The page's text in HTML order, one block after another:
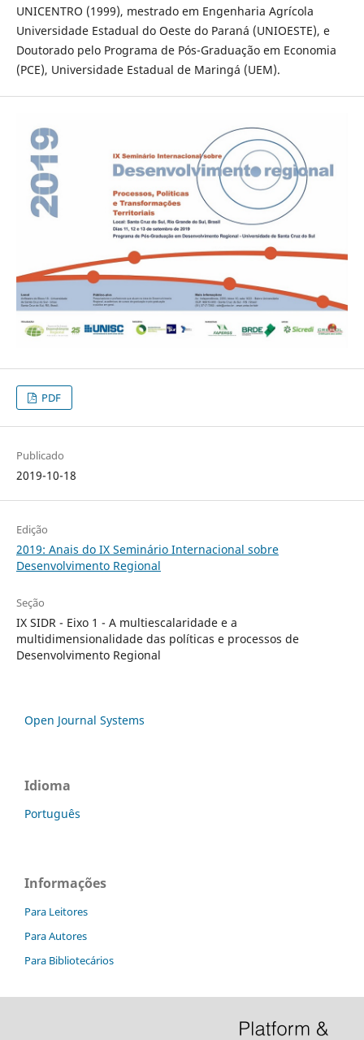
UNICENTRO (1999), mestrado em Engenharia Agrícola
Universidade Estadual do Oeste do Paraná (UNIOESTE), e
Doutorado pelo Programa de Pós-Graduação em Economia
(PCE), Universidade Estadual de Maringá (UEM).
PDF
Publicado
2019-10-18
Edição
2019: Anais do IX Seminário Internacional sobre
Desenvolvimento Regional
Seção
IX SIDR - Eixo 1 - A multiescalaridade e a
multidimensionalidade das políticas e processos de
Desenvolvimento Regional
Open Journal Systems
Idioma
Português
Informações
Para Leitores
Para Autores
Para Bibliotecários